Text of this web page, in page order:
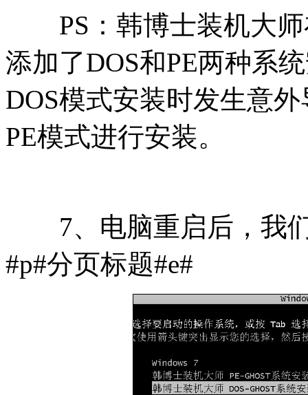
PS：韩博士装机大师
添加了DOS和PE两种系
DOS模式安装时发生意
PE模式进行安装。
7、电脑重启后，我们
#p#分页标题#e#